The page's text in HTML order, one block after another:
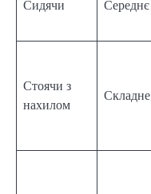
Сидячи Середнє
Стоячи з
нахилом
Складне